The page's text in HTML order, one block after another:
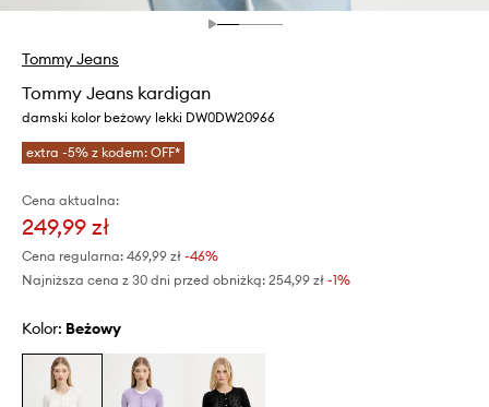
Tommy Jeans
Tommy Jeans kardigan
damski kolor beżowy lekki DW0DW20966
extra -5% z kodem: OFF*
Cena aktualna:
249,99 zł
Cena regularna: 469,99 zł -46%
Najniższa cena z 30 dni przed obniżką: 254,99 zł -1%
Kolor: beżowy